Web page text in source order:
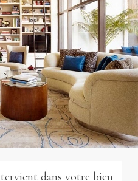
dans votre bien